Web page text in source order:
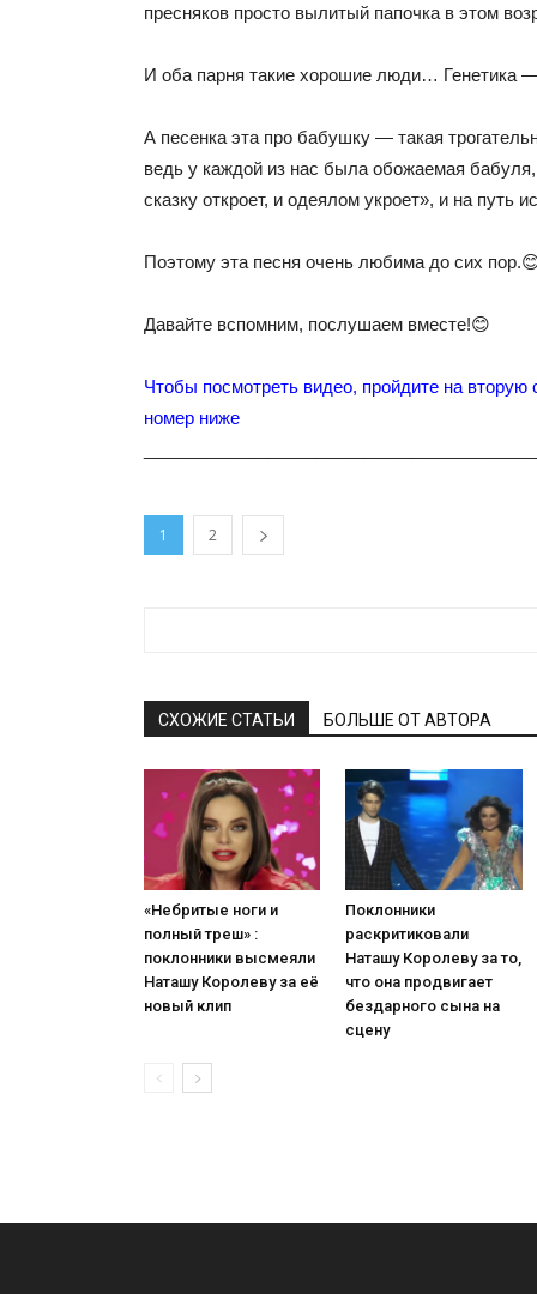
пресняков просто вылитый папочка в этом
И оба парня такие хорошие люди… Генетика
А песенка эта про бабушку — такая
ведь у каждой из нас была обожаемая бабуля,
сказку откроет, и одеялом укроет», и на путь
Поэтому эта песня очень любима до сих
Давайте вспомним, послушаем вместе!😊
Чтобы посмотреть видео, пройдите на вторую
номер ниже
1 2
СХОЖИЕ СТАТЬИ БОЛЬШЕ ОТ АВТОРА
«Небритые ноги и
полный треш» :
поклонники высмеяли
Наташу Королеву за её
новый клип
Поклонники
раскритиковали
Наташу Королеву за то,
что она продвигает
бездарного сына на
сцену